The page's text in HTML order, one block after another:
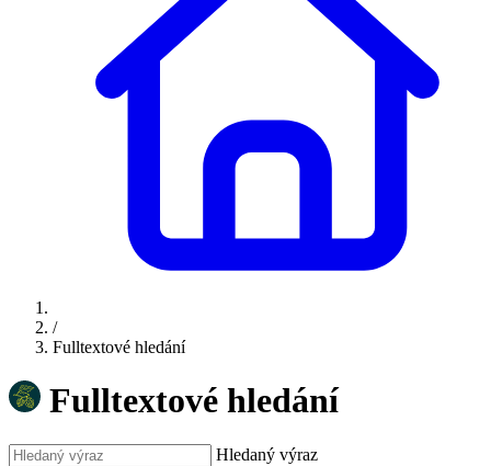
/
Fulltextové hledání
Fulltextové hledání
Hledaný výraz